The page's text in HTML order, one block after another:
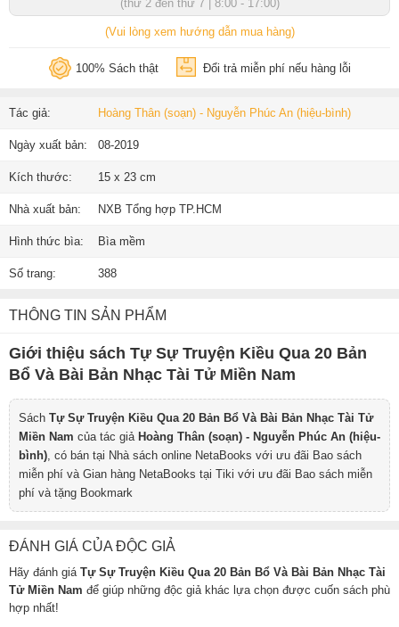
(thứ 2 đến thứ 7 | 8:00 - 17:00)
(Vui lòng xem hướng dẫn mua hàng)
100% Sách thật Đổi trả miễn phí nếu hàng lỗi
Tác giả: Hoàng Thân (soạn) - Nguyễn Phúc An (hiệu-bình)
Ngày xuất bản: 08-2019
Kích thước: 15 x 23 cm
Nhà xuất bản: NXB Tổng hợp TP.HCM
Hình thức bìa: Bìa mềm
Số trang: 388
THÔNG TIN SẢN PHẨM
Giới thiệu sách Tự Sự Truyện Kiều Qua 20 Bản
Bổ Và Bài Bản Nhạc Tài Tử Miền Nam
Sách Tự Sự Truyện Kiều Qua 20 Bản Bổ Và Bài Bản Nhạc Tài Tử
Miền Nam của tác giả Hoàng Thân (soạn) - Nguyễn Phúc An (hiệu-
bình) , có bán tại Nhà sách online NetaBooks với ưu đãi Bao sách
miễn phí và Gian hàng NetaBooks tại Tiki với ưu đãi Bao sách miễn
phí và tặng Bookmark
ĐÁNH GIÁ CỦA ĐỘC GIẢ
Hãy đánh giá Tự Sự Truyện Kiều Qua 20 Bản Bổ Và Bài Bản Nhạc Tài
Tử Miền Nam để giúp những độc giả khác lựa chọn được cuốn sách phù
hợp nhất!